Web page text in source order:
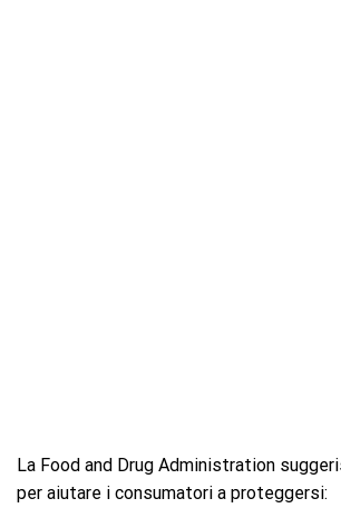
La Food and Drug Administration
per aiutare i consumatori a proteggersi: